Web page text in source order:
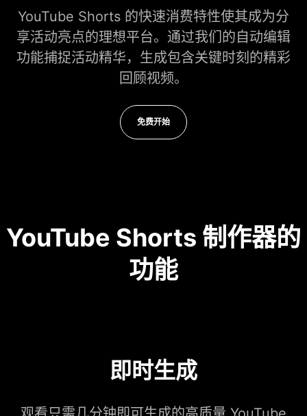
YouTube Shorts 的快速消费特性使其成为分
享活动亮点的理想平台。通过我们的自动编辑
功能捕捉活动精华，生成包含关键时刻的精彩
回顾视频。
免费开始
YouTube Shorts 制作器的
功能
即时生成